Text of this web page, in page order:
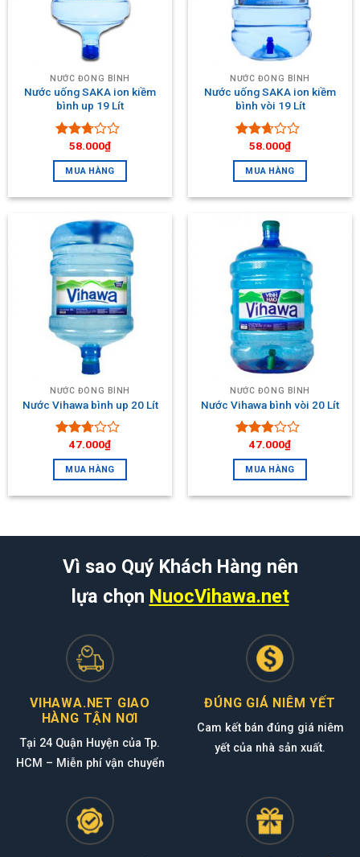
NƯỚC ĐÓNG BÌNH
Nước uống SAKA ion kiềm
bình up 19 Lít
Được
xếp
hạng
2.53
5 sao
58.000₫
MUA HÀNG
NƯỚC ĐÓNG BÌNH
Nước uống SAKA ion kiềm
bình vòi 19 Lít
Được
xếp
hạng
2.50
5 sao
58.000₫
MUA HÀNG
NƯỚC ĐÓNG BÌNH
Nước Vihawa bình up 20 Lít
Được
xếp
hạng
2.54
5 sao
47.000₫
MUA HÀNG
NƯỚC ĐÓNG BÌNH
Nước Vihawa bình vòi 20 Lít
Được
xếp
hạng
2.665
sao
47.000₫
MUA HÀNG
Vì sao Quý Khách Hàng nên
lựa chọn NuocVihawa.net
VIHAWA.NET GIAO
HÀNG TẬN NƠI
Tại 24 Quận Huyện của Tp.
HCM – Miễn phí vận chuyển
ĐÚNG GIÁ NIÊM YẾT
Cam kết bán đúng giá niêm
yết của nhà sản xuất.